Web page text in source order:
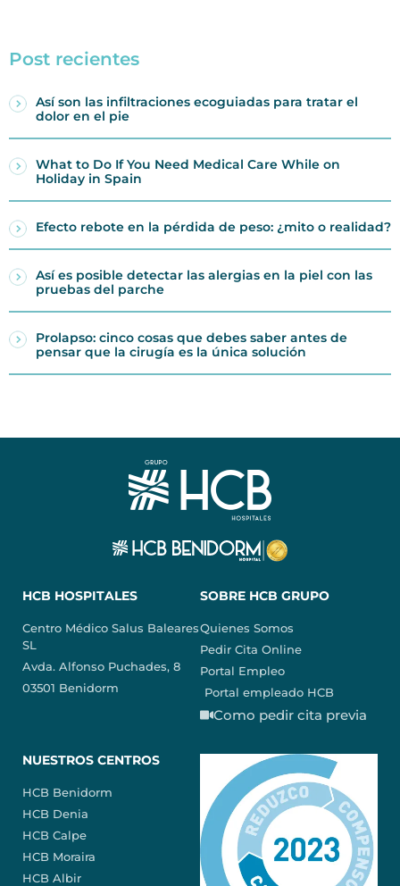
Post recientes
Así son las infiltraciones ecoguiadas para tratar el
dolor en el pie
What to Do If You Need Medical Care While on
Holiday in Spain
Efecto rebote en la pérdida de peso: ¿mito o realidad?
Así es posible detectar las alergias en la piel con las
pruebas del parche
Prolapso: cinco cosas que debes saber antes de
pensar que la cirugía es la única solución
HCB HOSPITALES
Centro Médico Salus Baleares
SL
Avda. Alfonso Puchades, 8
03501 Benidorm
SOBRE HCB GRUPO
Quienes Somos
Pedir Cita Online
Portal Empleo
Portal empleado HCB
Como pedir cita previa
NUESTROS CENTROS
HCB Benidorm
HCB Denia
HCB Calpe
HCB Moraira
HCB Albir